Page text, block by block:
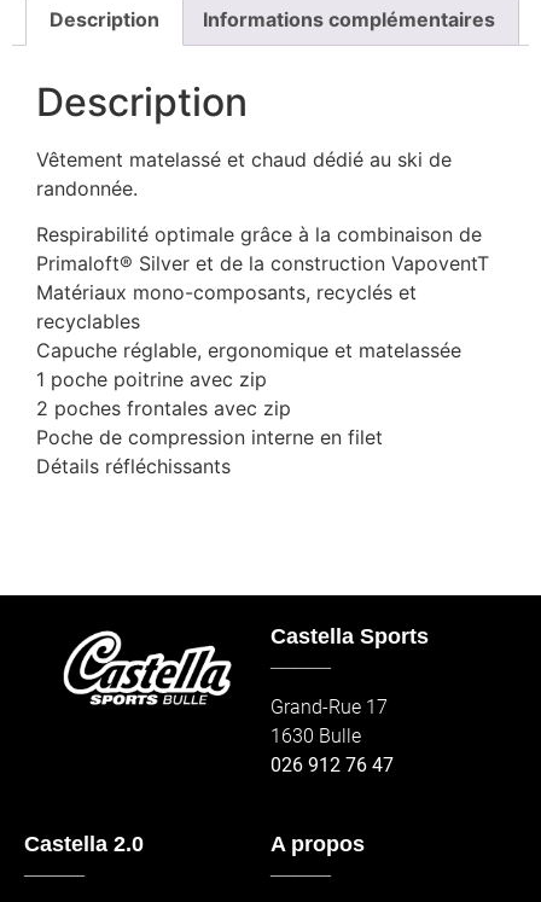
Description Informations complémentaires
Description
Vêtement matelassé et chaud dédié au ski de
randonnée.
Respirabilité optimale grâce à la combinaison de
Primaloft® Silver et de la construction VapoventT
Matériaux mono-composants, recyclés et
recyclables
Capuche réglable, ergonomique et matelassée
1 poche poitrine avec zip
2 poches frontales avec zip
Poche de compression interne en filet
Détails réfléchissants
Castella Sports
Grand-Rue 17
1630 Bulle
026 912 76 47
Castella 2.0
A propos